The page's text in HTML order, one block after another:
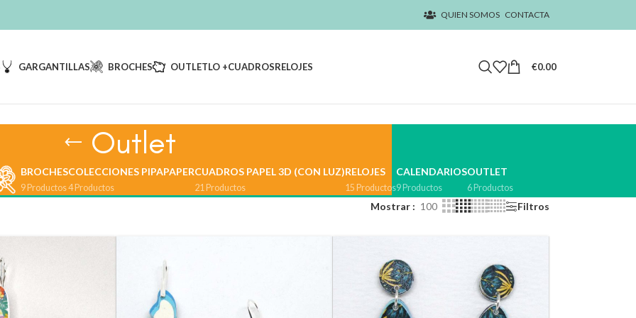
QUIEN SOMOS CONTACTA
GARGANTILLAS BROCHES OUTLETLO +CUADROSRELOJES €0.00
Outlet
BROCHES
9 Productos
COLECCIONES PIPAPAPER
4 Productos
CUADROS PAPEL 3D (CON LUZ)
21 Productos
RELOJES
15 Productos
CALENDARIOS
9 Productos
OUTLET
6 Productos
Mostrar 100 Filtros